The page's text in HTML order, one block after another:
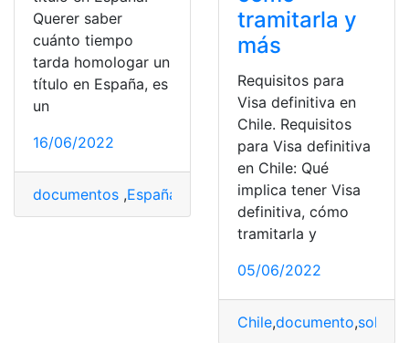
Querer saber
cuánto tiempo
tarda homologar un
título en España, es
un
16/06/2022
documentos ,España homologar,tiempo,Título
tramitarla y
más
Requisitos para
Visa definitiva en
Chile. Requisitos
para Visa definitiva
en Chile: Qué
implica tener Visa
definitiva, cómo
tramitarla y
05/06/2022
Chile,documento,